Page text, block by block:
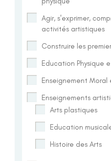
Agir, s'exprimer,
activités artistiques
Construire les
Education Physique
Enseignement Moral
Enseignements
Arts plastiques
Education
Histoire des Arts